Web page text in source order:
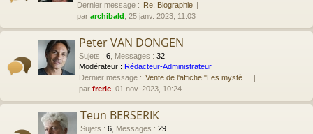
Dernier message : Re: Biographie
par archibald , 25 janv. 2023, 11:03
Peter VAN DONGEN
Sujets : 6 Messages : 32
Modérateur : Rédacteur-Administrateur
Dernier message : Vente de l'affiche "Les mystè…
par freric , 01 nov. 2023, 10:24
Teun BERSERIK
Sujets : 6 Messages : 29